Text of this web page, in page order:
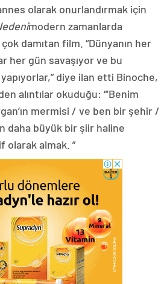
olarak onurlandırmak için
modern zamanlarda
damıtan film. “Dünyanın her
her gün savaşıyor ve bu
diye ilan etti Binoche,
alıntılar okuduğu: “’Benim
mermisi / ve ben bir şehir /
daha büyük bir şiir haline
olarak almak. ”